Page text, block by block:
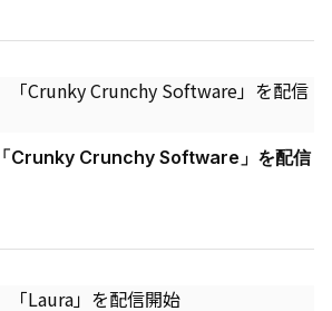
Crunky Crunchy Software」を配信